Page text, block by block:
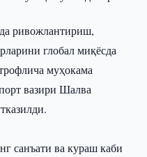
ривожлантириш,
глобал миқёсда
муҳокама
вазири Шалва
санъати ва кураш каби